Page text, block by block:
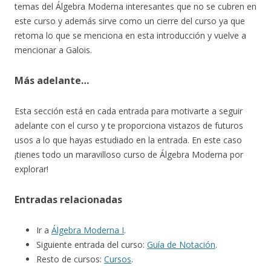
temas del Álgebra Moderna interesantes que no se cubren en
este curso y además sirve como un cierre del curso ya que
retoma lo que se menciona en esta introducción y vuelve a
mencionar a Galois.
Más adelante…
Esta sección está en cada entrada para motivarte a seguir
adelante con el curso y te proporciona vistazos de futuros
usos a lo que hayas estudiado en la entrada. En este caso
¡tienes todo un maravilloso curso de Álgebra Moderna por
explorar!
Entradas relacionadas
Ir a Álgebra Moderna I.
Siguiente entrada del curso: Guía de Notación.
Resto de cursos: Cursos.